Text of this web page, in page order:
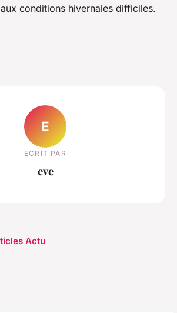
conditions hivernales difficiles.
E
ECRIT PAR
eve
Actu